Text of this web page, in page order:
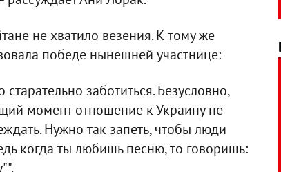
не хватило везения. К тому же
победе нынешней участнице:
заботиться. Безусловно,
момент отношение к Украину не
Нужно так запеть, чтобы люди
когда ты любишь песню, то говоришь: